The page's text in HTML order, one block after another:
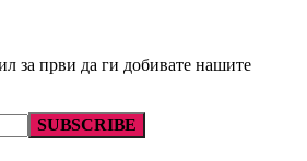
за први да ги добивате нашите
SUBSCRIBE